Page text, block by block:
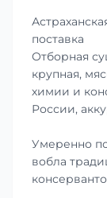
поставка
Отборная
крупная,
химии и
России,
Умеренно
вобла